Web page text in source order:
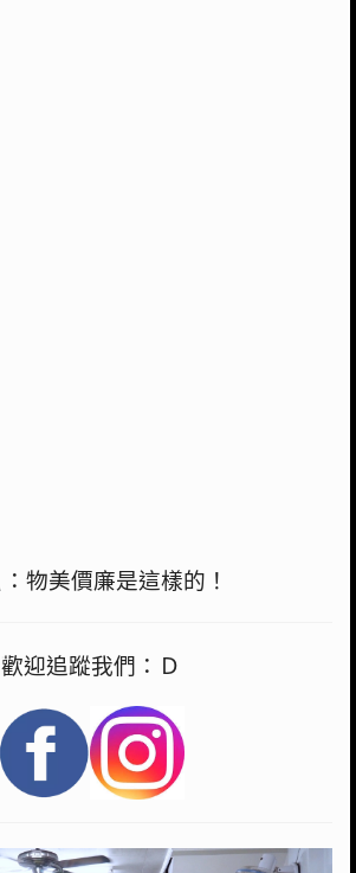
：物美價廉是這樣的！
歡迎追蹤我們：Ｄ